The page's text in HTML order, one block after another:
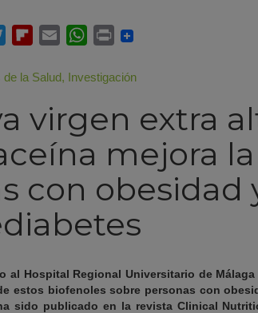
de la Salud, Investigación
virgen extra
mejora
con obesidad
al Hospital Regional Universitario de
estos biofenoles sobre personas con
sido publicado en la revista Clinical